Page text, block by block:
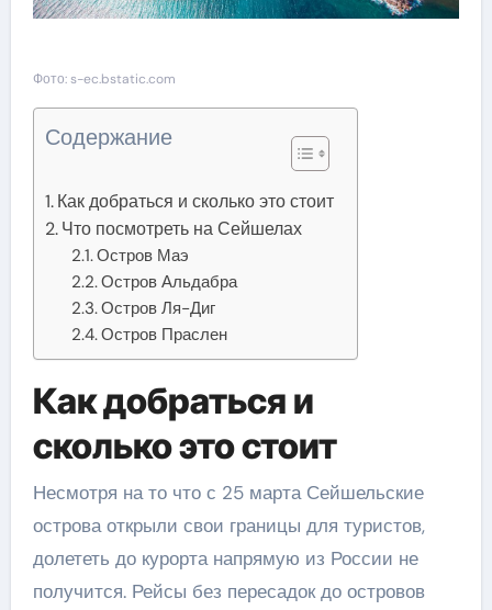
Фото: s-ec.bstatic.com
Содержание
Как добраться и сколько это стоит
Что посмотреть на Сейшелах
Остров Маэ
Остров Альдабра
Остров Ля-Диг
Остров Праслен
Как добраться и
сколько это стоит
Несмотря на то что с 25 марта Сейшельские
острова открыли свои границы для туристов,
долететь до курорта напрямую из России не
получится. Рейсы без пересадок до островов